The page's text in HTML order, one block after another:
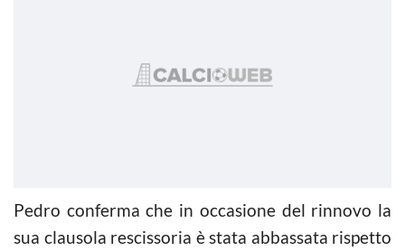
Pedro conferma che in occasione del rinnovo la
sua clausola rescissoria è stata abbassata rispetto